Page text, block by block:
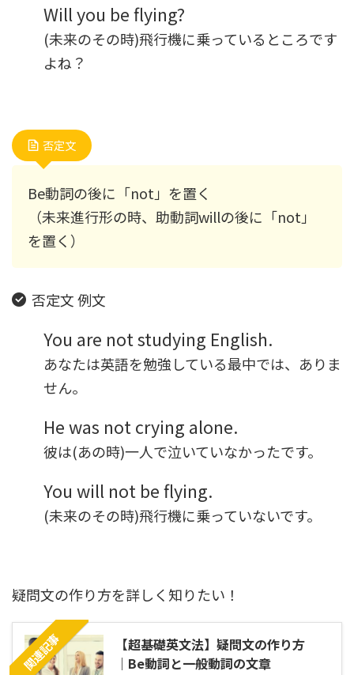
Will you be flying?
(未来のその時)飛行機に乗っているところです
よね？
否定文
Be動詞の後に「not」を置く
（未来進行形の時、助動詞willの後に「not」
を置く）
否定文 例文
You are not studying English.
あなたは英語を勉強している最中では、ありま
せん。
He was not crying alone.
彼は(あの時)一人で泣いていなかったです。
You will not be flying.
(未来のその時)飛行機に乗っていないです。
疑問文の作り方を詳しく知りたい！
関連記事
【超基礎英文法】疑問文の作り方
｜Be動詞と一般動詞の文章